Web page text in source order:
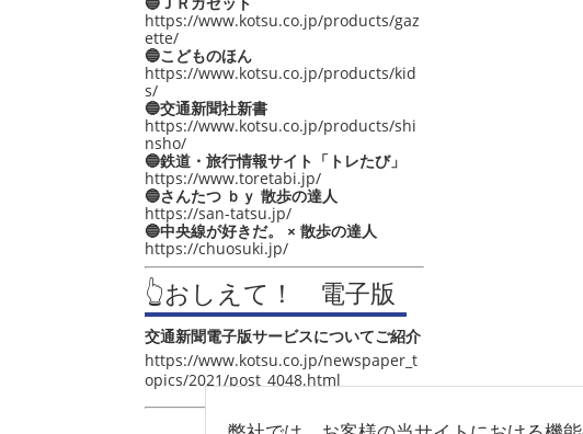
https://www.kotsu.co.jp/products/gaz
ette/
🔵こどものほん
https://www.kotsu.co.jp/products/kid
s/
🔵交通新聞社新書
https://www.kotsu.co.jp/products/shi
nsho/
🔵鉄道・旅行情報サイト「トレたび」
https://www.toretabi.jp/
🔵さんたつ ｂｙ 散歩の達人
https://san-tatsu.jp/
🔵中央線が好きだ。 × 散歩の達人
https://chuosuki.jp/
👆おしえて！ 電子版
交通新聞電子版サービスについてご紹介
https://www.kotsu.co.jp/newspaper_t
opics/2021/post_4048.html